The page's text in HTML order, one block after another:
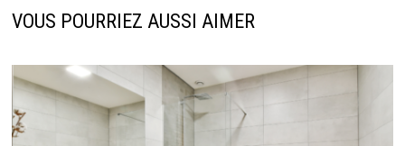
VOUS POURRIEZ AUSSI AIMER